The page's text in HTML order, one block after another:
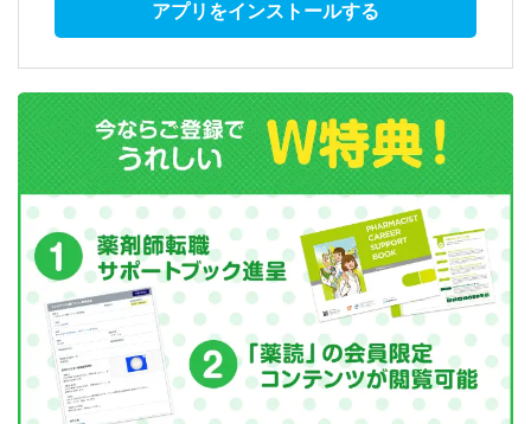
アプリをインストールする